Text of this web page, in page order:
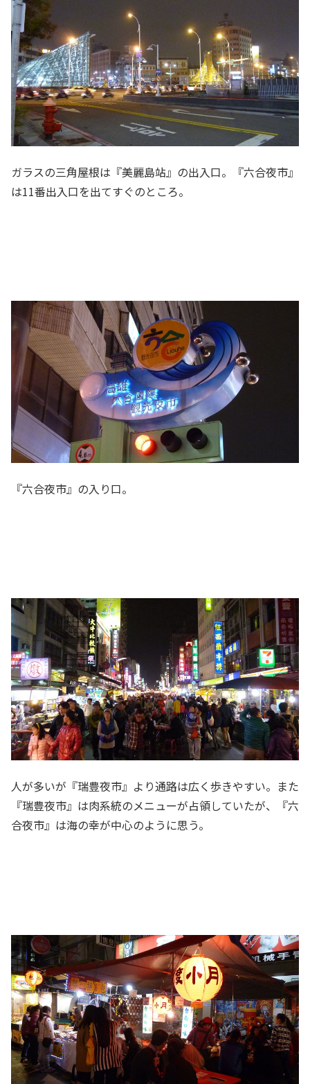
ガラスの三角屋根は『美麗島站』の出入口。『六合夜市』
は11番出入口を出てすぐのところ。
『六合夜市』の入り口。
人が多いが『瑞豊夜市』より通路は広く歩きやすい。また
『瑞豊夜市』は肉系統のメニューが占領していたが、『六
合夜市』は海の幸が中心のように思う。